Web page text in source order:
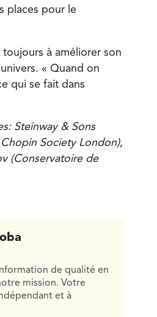
places pour le
à améliorer son
« Quand on
qui se fait dans
Steinway & Sons
Society London),
(Conservatoire de
de qualité en
mission. Votre
et à